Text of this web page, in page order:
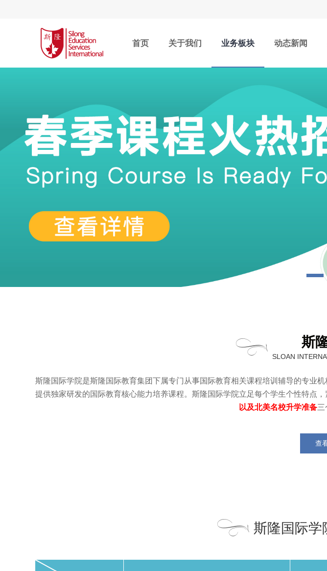
首页 关于我们 业务板块 动态新闻
斯
SLOAN
斯隆国际学院是斯隆国际教育集团下属专门从事国际教育相关课程培训辅导的专业
提供独家研发的国际教育核心能力培养课程。斯隆国际学院立足每个学生个性特点
以及北美名校升学准备三
查
斯隆国际学